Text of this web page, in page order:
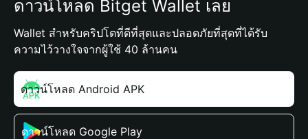
ดาวน์โหลด Bitget Wallet เลย
Wallet สำหรับคริปโตที่ดีที่สุดและปลอดภัยที่สุดที่ได้รับ
ความไว้วางใจจากผู้ใช้ 40 ล้านคน
ดาวน์โหลด Android APK
ดาวน์โหลด Google Play